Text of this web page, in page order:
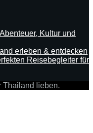
Kultur und
erleben & entdecken
Reisebegleiter für
Thailand lieben.